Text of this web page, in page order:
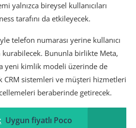
yalnızca bireysel kullanıcıları
tarafını da etkileyecek.
telefon numarası yerine kullanıcı
kurabilecek. Bununla birlikte Meta,
yeni kimlik modeli üzerinde de
CRM sistemleri ve müşteri hizmetleri
beraberinde getirecek.
Uygun fiyatlı Poco